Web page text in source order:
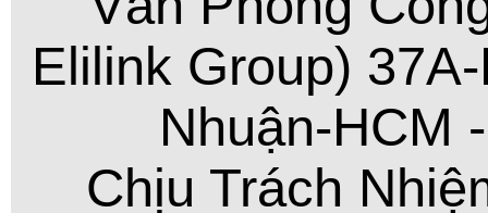
Elilink Group)
Nhuận-HCM
Chịu Trách